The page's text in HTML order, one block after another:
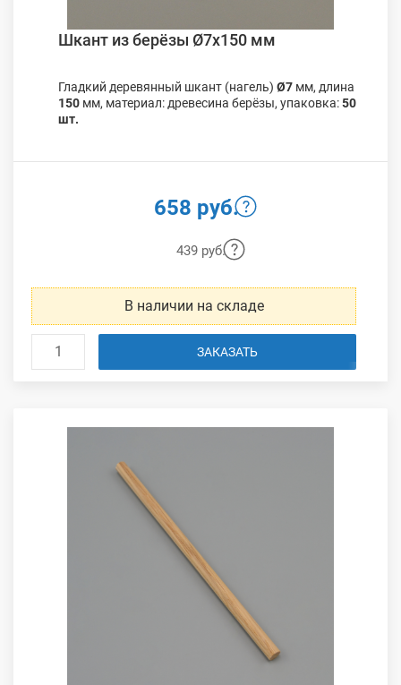
Шкант из берёзы Ø7х150 мм
Гладкий деревянный шкант (нагель) Ø7 мм, длина
150 мм, материал: древесина берёзы, упаковка:50
шт.
658 руб.
439 руб.
В наличии на складе
ЗАКАЗАТЬ